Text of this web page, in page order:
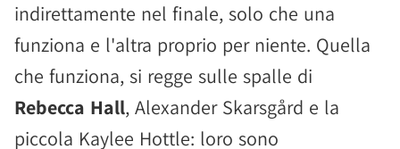
indirettamente nel finale, solo che una
funziona e l'altra proprio per niente. Quella
che funziona, si regge sulle spalle di
Rebecca Hall, Alexander Skarsgård e la
piccola Kaylee Hottle: loro sono